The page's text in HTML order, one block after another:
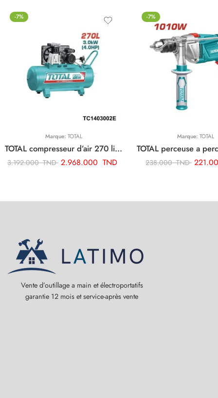
-7%
Marque: TOTAL
TOTAL compresseur d’air 270 litre TC1403002E
3.192.000TND 2.968.000 TND
-7%
Marque: TOTAL
238.000TND
Vente d’outillage a main et électroportatifs
garantie 12 mois et service-après vente